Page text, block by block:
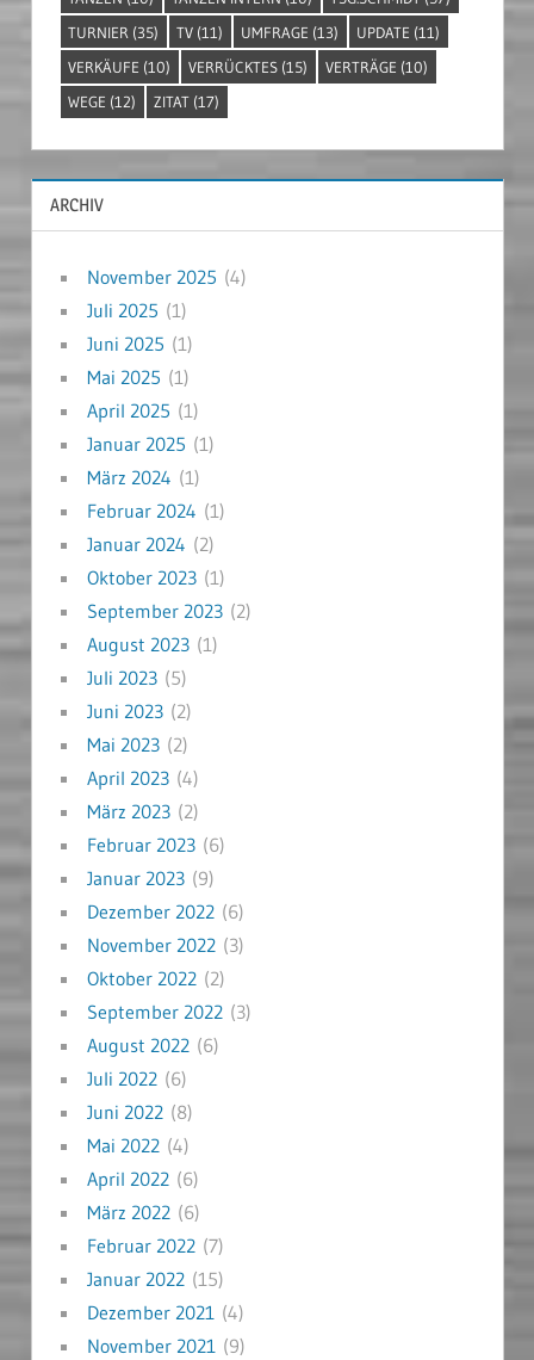
TURNIER (35) TV (11) UMFRAGE (13) UPDATE (11)
VERKÄUFE (10) VERRÜCKTES (15) VERTRÄGE (10)
WEGE (12) ZITAT (17)
ARCHIV
November 2025 (4)
Juli 2025 (1)
Juni 2025 (1)
Mai 2025 (1)
April 2025 (1)
Januar 2025 (1)
März 2024 (1)
Februar 2024 (1)
Januar 2024 (2)
Oktober 2023(1)
September 2023(2)
August 2023(1)
Juli 2023(5)
Juni 2023(2)
Mai 2023(2)
April 2023(4)
März 2023(2)
Februar 2023(6)
Januar 2023(9)
Dezember 2022(6)
November 2022(3)
Oktober 2022(2)
September 2022(3)
August 2022(6)
Juli 2022(6)
Juni 2022(8)
Mai 2022(4)
April 2022(6)
März 2022(6)
Februar 2022(7)
Januar 2022(15)
Dezember 2021(4)
November 2021(9)